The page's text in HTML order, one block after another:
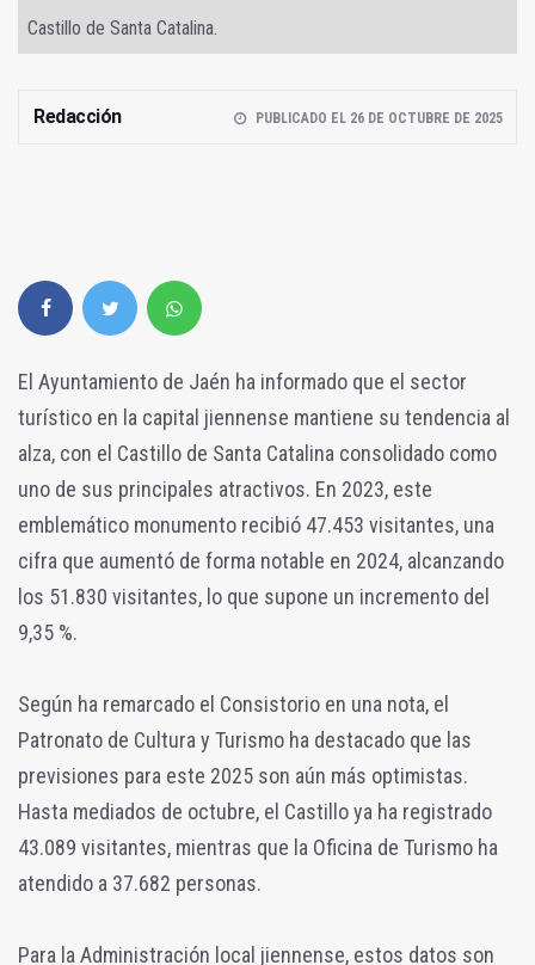
Castillo de Santa Catalina.
Redacción PUBLICADO EL 26 DE OCTUBRE DE 2025
El Ayuntamiento de Jaén ha informado que el sector
turístico en la capital jiennense mantiene su tendencia al
alza, con el Castillo de Santa Catalina consolidado como
uno de sus principales atractivos. En 2023, este
emblemático monumento recibió 47.453 visitantes, una
cifra que aumentó de forma notable en 2024, alcanzando
los 51.830 visitantes, lo que supone un incremento del
9,35 %.
Según ha remarcado el Consistorio en una nota, el
Patronato de Cultura y Turismo ha destacado que las
previsiones para este 2025 son aún más optimistas.
Hasta mediados de octubre, el Castillo ya ha registrado
43.089 visitantes, mientras que la Oficina de Turismo ha
atendido a 37.682 personas.
Para la Administración local jiennense, estos datos son